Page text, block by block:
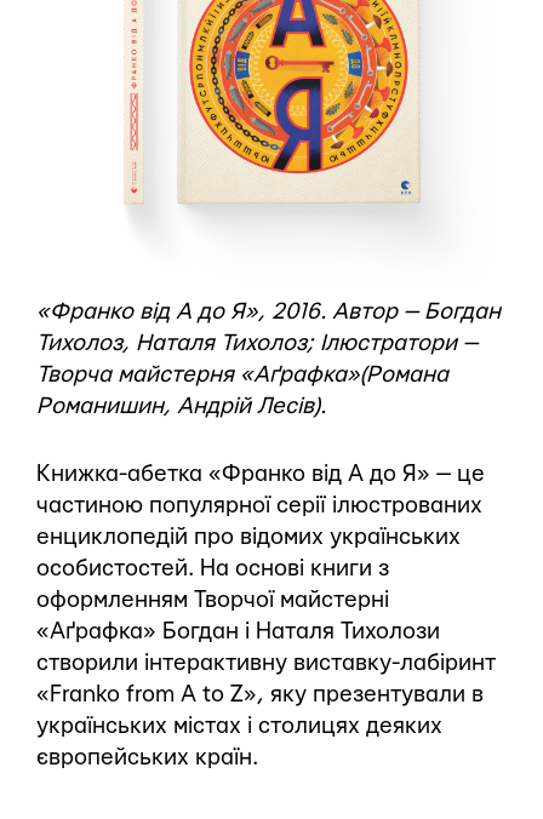
«Франко від А до Я», 2016. Автор — Богдан
Тихолоз, Наталя Тихолоз; Ілюстратори —
Творча майстерня «Аґрафка»(Романа
Романишин, Андрій Лесів).
Книжка-абетка «Франко від А до Я» — це
частиною популярної серії ілюстрованих
енциклопедій про відомих українських
особистостей. На основі книги з
оформленням Творчої майстерні
«Аґрафка» Богдан і Наталя Тихолози
створили інтерактивну виставку-лабіринт
«Franko from A to Z», яку презентували в
українських містах і столицях деяких
європейських країн.